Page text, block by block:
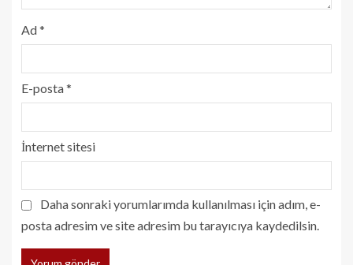
Ad*
E-posta*
İnternet sitesi
Daha sonraki yorumlarımda kullanılması için adım, e-
posta adresim ve site adresim bu tarayıcıya kaydedilsin.